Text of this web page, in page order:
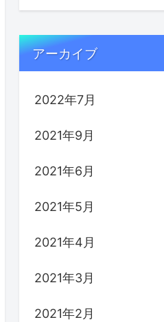
アーカイブ
2022年7月
2021年9月
2021年6月
2021年5月
2021年4月
2021年3月
2021年2月